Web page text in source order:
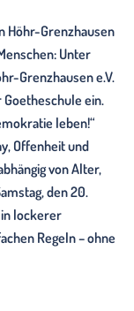
Höhr-Grenzhausen
Unter
Grenzhausen e.V.
ein.
leben!“
Offenheit und
von Alter,
den 20.
in lockerer
Regeln – ohne